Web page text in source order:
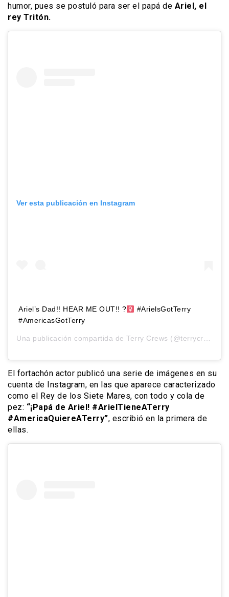
humor, pues se postuló para ser el papá de Ariel, el
rey Tritón.
Ver esta publicación en Instagram
Ariel’s Dad!! HEAR ME OUT!! ?‍
#ArielsGotTerry
#AmericasGotTerry
Una publicación compartida de Terry Crews (@terrycrews) el
El fortachón actor publicó una serie de imágenes en su
cuenta de Instagram, en las que aparece caracterizado
como el Rey de los Siete Mares, con todo y cola de
pez: “¡Papá de Ariel! #ArielTieneATerry
#AmericaQuiereATerry”, escribió en la primera de
ellas.